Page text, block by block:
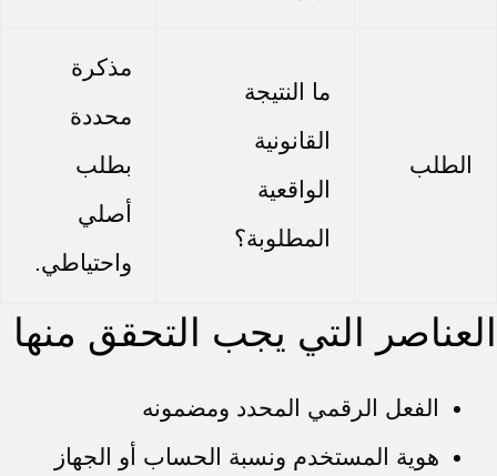
الطلب
ما النتيجة
القانونية
الواقعية
المطلوبة؟
مذكرة
محددة
بطلب
أصلي
واحتياطي.
العناصر التي يجب التحقق منها
الفعل الرقمي المحدد ومضمونه
هوية المستخدم ونسبة الحساب أو الجهاز